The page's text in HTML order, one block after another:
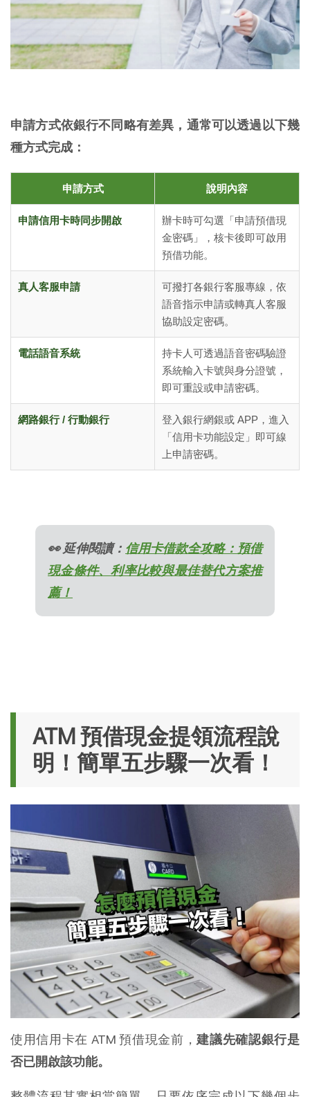
申請方式依銀行不同略有差異，通常可以透過以下幾
種方式完成：
申請方式 說明內容
申請信用卡時同步開啟
辦卡時可勾選「申請預借現
金密碼」，核卡後即可啟用
預借功能。
真人客服申請
可撥打各銀行客服專線，依
語音指示申請或轉真人客服
協助設定密碼。
電話語音系統
持卡人可透過語音密碼驗證
系統輸入卡號與身分證號，
即可重設或申請密碼。
網路銀行 / 行動銀行
登入銀行網銀或 APP，進入
「信用卡功能設定」即可線
上申請密碼。
👀 延伸閱讀： 信用卡借款全攻略：預借
現金條件、利率比較與最佳替代方案推
薦！
ATM 預借現金提領流程說
明！簡單五步驟一次看！
使用信用卡在 ATM 預借現金前，建議先確認銀行是
否已開啟該功能。